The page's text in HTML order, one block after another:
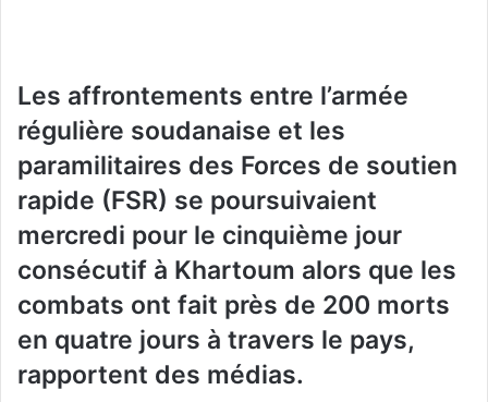
Les affrontements entre l’armée
régulière soudanaise et les
paramilitaires des Forces de soutien
rapide (FSR) se poursuivaient
mercredi pour le cinquième jour
consécutif à Khartoum alors que les
combats ont fait près de 200 morts
en quatre jours à travers le pays,
rapportent des médias.